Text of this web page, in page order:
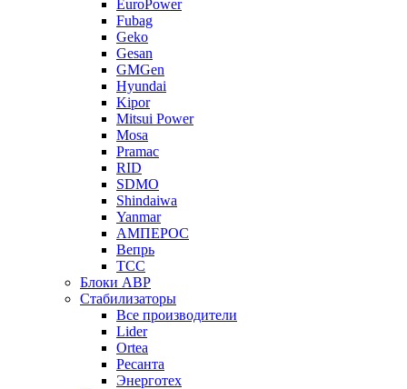
EuroPower
Fubag
Geko
Gesan
GMGen
Hyundai
Kipor
Mitsui Power
Mosa
Pramac
RID
SDMO
Shindaiwa
Yanmar
АМПЕРОС
Вепрь
ТСС
Блоки АВР
Стабилизаторы
Все производители
Lider
Ortea
Ресанта
Энерготех